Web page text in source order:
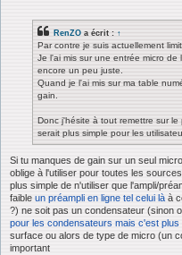
RenZO a écrit : ↑
Par contre je suis actuellement
Je l'ai mis sur une entrée micro de
encore un peu juste.
Quand je l'ai mis sur ma table
gain.
Donc j'hésite à tout remettre sur
serait plus simple pour les
Si tu manques de gain sur un seul
oblige à l'utiliser pour toutes les
plus simple de n'utiliser que l'ampli/
faible un préampli en ligne tel celui là à
?) ne soit pas un condensateur (sinon
pour les condensateurs mais c'est plus
surface ou alors de type de micro (un
important